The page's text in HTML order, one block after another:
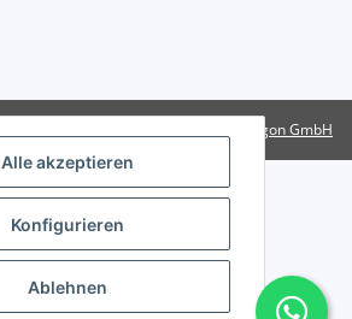
Alle akzeptieren
Konfigurieren
Ablehnen
Rotragon GmbH